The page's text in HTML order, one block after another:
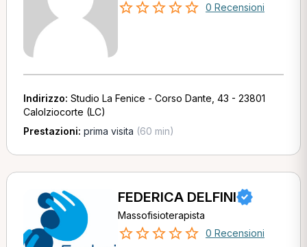
0 Recensioni
Indirizzo: Studio La Fenice - Corso Dante, 43 - 23801
Calolziocorte (LC)
Prestazioni: prima visita (60 min)
FEDERICA DELFINI
Massofisioterapista
0 Recensioni